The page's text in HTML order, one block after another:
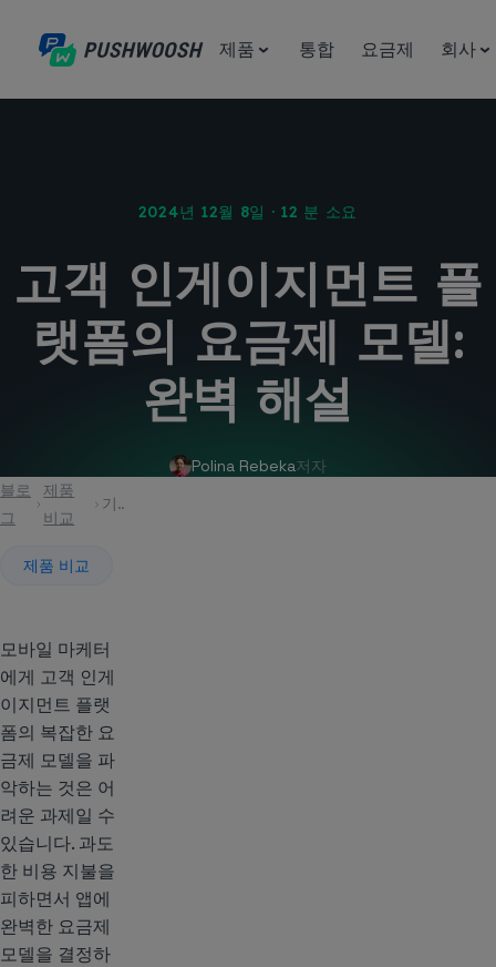
제품 통합 요금제 회사
2024년 12월 8일 · 12 분 소요
고객 인게이지먼트 플
랫폼의 요금제 모델:
완벽 해설
Polina Rebeka저자
블로
그
제품
비교
기사
제품 비교
모바일 마케터
에게 고객 인게
이지먼트 플랫
폼의 복잡한 요
금제 모델을 파
악하는 것은 어
려운 과제일 수
있습니다. 과도
한 비용 지불을
피하면서 앱에
완벽한 요금제
모델을 결정하